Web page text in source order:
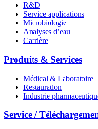
R&D
Service applications
Microbiologie
Analyses d’eau
Carrière
Produits & Services
Médical & Laboratoire
Restauration
Industrie
Service /